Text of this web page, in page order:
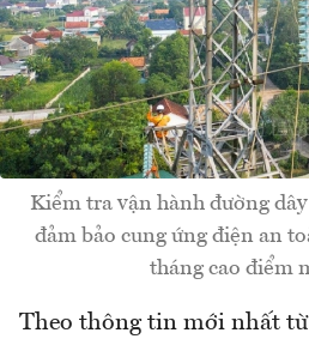
Kiểm tra vận hành đường
đảm bảo cung ứng điện an
tháng cao điểm
Theo thông tin mới nhất